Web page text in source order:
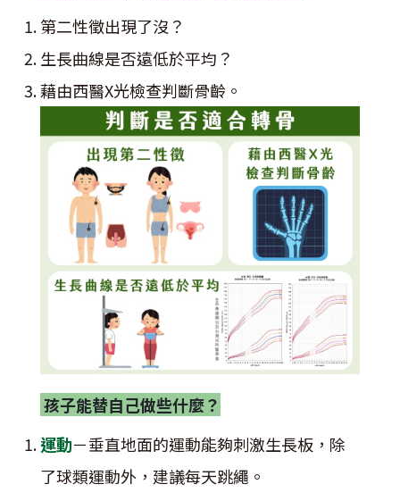
第二性徵出現了沒？
生長曲線是否遠低於平均？
藉由西醫X光檢查判斷骨齡。
孩子能替自己做些什麼？
運動－垂直地面的運動能夠刺激生長板，除
了球類運動外，建議每天跳繩。